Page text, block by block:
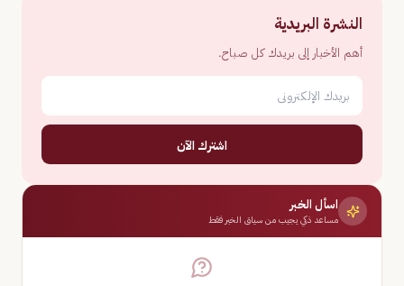
النشرة البريدية
أهم الأخبار إلى بريدك كل صباح.
اشترك الآن
اسأل الخبر
مساعد ذكي يجيب من سياق الخبر فقط